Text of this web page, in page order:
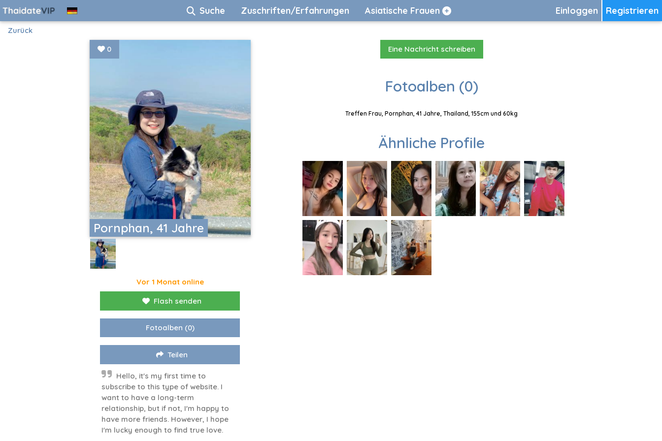
Registrieren
Einloggen
Suche Zuschriften/Erfahrungen Asiatische Frauen
Zurück
Pornphan, 41 Jahre
0
Vor 1 Monat online
Flash senden
Fotoalben (0)
Teilen
Hello, it's my first time to
subscribe to this type of website. I
want to have a long-term
relationship, but if not, I'm happy to
have more friends. However, I hope
I'm lucky enough to find true love.
Eine Nachricht schreiben
Fotoalben (0)
Treffen Frau, Pornphan, 41 Jahre, Thailand, 155cm und 60kg
Ähnliche Profile